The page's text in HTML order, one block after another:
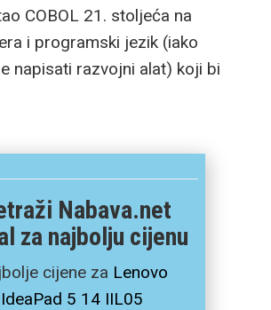
COBOL 21. stoljeća na
i programski jezik (iako
napisati razvojni alat) koji bi
Nabava.net
za najbolju cijenu
cijene za Lenovo
IdeaPad 5 14 IIL05